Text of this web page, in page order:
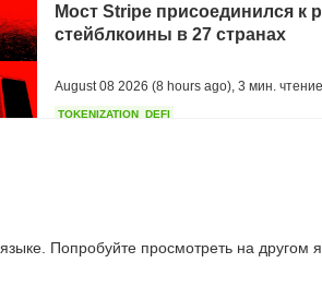
Мост Stripe присоединился к
стейблкоины в 27 странах
August 08 2026 (8 hours ago) 3 мин. чтение
TOKENIZATION DEFI
CRYPTO REGULATIONS US REGULATORS
Попробуйте просмотреть на другом